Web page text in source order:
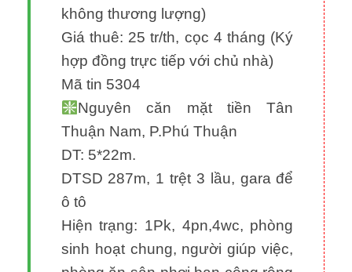
không thương lượng)
Giá thuê: 25 tr/th, cọc 4 tháng (Ký
hợp đồng trực tiếp với chủ nhà)
Mã tin 5304
Nguyên căn mặt tiền Tân
Thuận Nam, P.Phú Thuận
DT: 5*22m.
DTSD 287m, 1 trệt 3 lầu, gara để
ô tô
Hiện trạng: 1Pk, 4pn,4wc, phòng
sinh hoạt chung, người giúp việc,